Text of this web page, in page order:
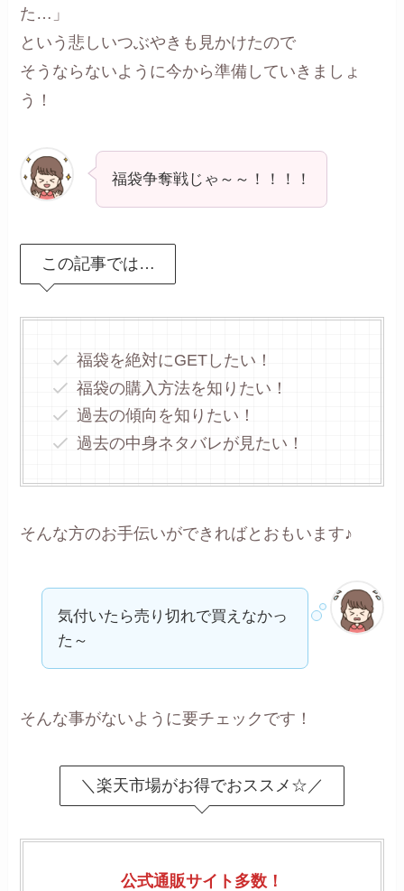
た…」
という悲しいつぶやきも見かけたので
そうならないように今から準備していきましょ
う！
福袋争奪戦じゃ～～！！！！
この記事では…
福袋を絶対にGETしたい！
福袋の購入方法を知りたい！
過去の傾向を知りたい！
過去の中身ネタバレが見たい！
そんな方のお手伝いができればとおもいます♪
気付いたら売り切れで買えなかっ
た～
そんな事がないように要チェックです！
＼楽天市場がお得でおススメ☆／
公式通販サイト多数！